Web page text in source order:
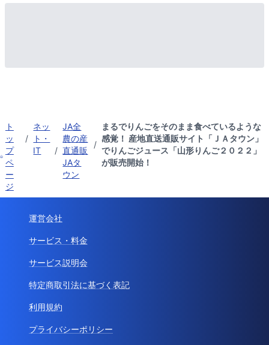
ト
ッ
プ
ペ
ー
ジ
/
ネッ
ト・
IT
/
JA全
農の産
直通販
JAタ
ウン
/
まるでりんごをそのまま食べているような
感覚！ 産地直送通販サイト「ＪＡタウン」
でりんごジュース「山形りんご２０２２」
が販売開始！
運営会社
サービス・料金
サービス説明会
特定商取引法に基づく表記
利用規約
プライバシーポリシー